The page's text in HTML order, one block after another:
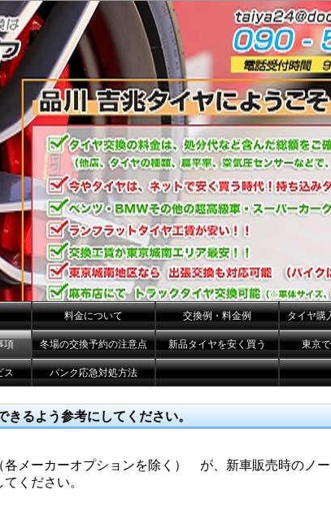
料金について 交換例・料金例 タイヤ
項 冬場の交換予約の注意点 新品タイヤを安く買う 東京
ス パンク応急対処方法
きるよう参考にしてください。
メーカーオプションを除く） が、新車販売時のノ
ください。